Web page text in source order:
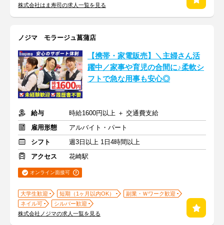
株式会社はま寿司の求人一覧を見る
ノジマ モラージュ菖蒲店
【携帯・家電販売】＼主婦さん活
躍中／家事や育児の合間に♪柔軟シ
フトで急な用事も安心◎
給与
時給1600円以上 ＋ 交通費支給
雇用形態
アルバイト・パート
シフト
週3日以上 1日4時間以上
アクセス
花崎駅
オンライン面接可
大学生歓迎 短期（1ヶ月以内OK）
副業・Ｗワーク歓迎
ネイル可
シルバー歓迎
株式会社ノジマの求人一覧を見る